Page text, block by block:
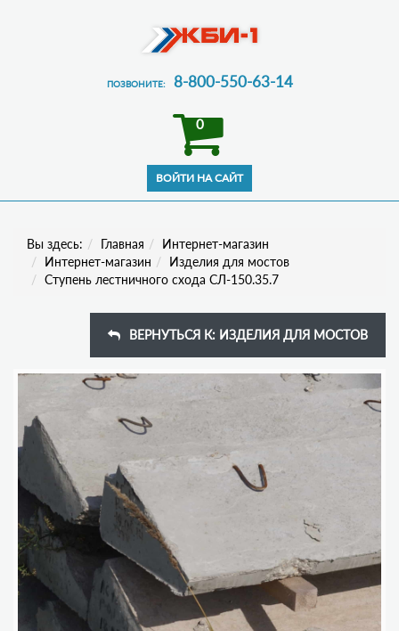
ПОЗВОНИТЕ: 8-800-550-63-14
0
Вы здесь: Главная
Интернет-магазин
Интернет-магазин
Изделия для мостов
Ступень лестничного схода СЛ-150.35.7
ВЕРНУТЬСЯ К: ИЗДЕЛИЯ ДЛЯ МОСТОВ